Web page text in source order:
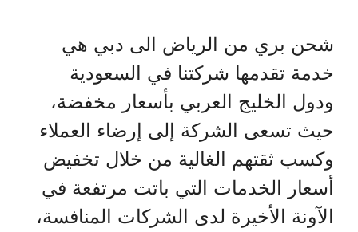
شحن بري من الرياض الى دبي هي
خدمة تقدمها شركتنا في السعودية
ودول الخليج العربي بأسعار مخفضة،
حيث تسعى الشركة إلى إرضاء العملاء
وكسب ثقتهم الغالية من خلال تخفيض
أسعار الخدمات التي باتت مرتفعة في
الآونة الأخيرة لدى الشركات المنافسة،